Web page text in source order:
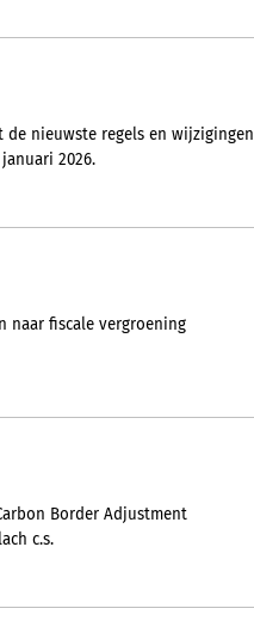
nieuwste regels en wijzigingen
2026.
naar fiscale vergroening
Border Adjustment
c.s.